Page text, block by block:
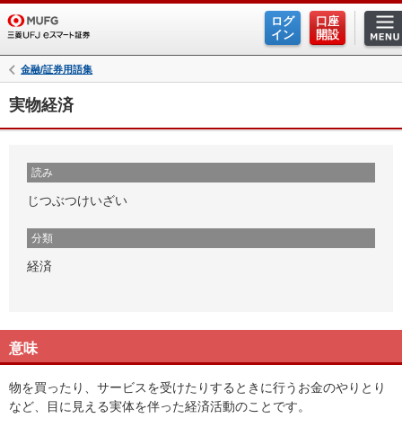
ログ
イン
口座
開設
金融/証券用語集
実物経済
読み
じつぶつけいざい
分類
経済
意味
物を買ったり、サービスを受けたりするときに行うお金のやりとり
など、目に見える実体を伴った経済活動のことです。